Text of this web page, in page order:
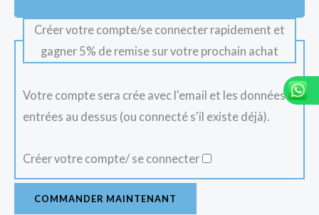
Créer votre compte/se connecter rapidement et
gagner 5% de remise sur votre prochain achat
Votre compte sera crée avec l'email et les données
entrées au dessus (ou connecté s'il existe déjà).
Créer votre compte/ se connecter
COMMANDER MAINTENANT